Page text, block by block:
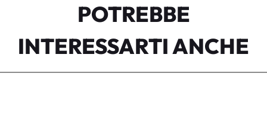
POTREBBE
INTERESSARTI ANCHE